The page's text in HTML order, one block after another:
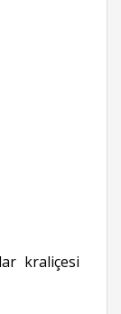
kraliçesi